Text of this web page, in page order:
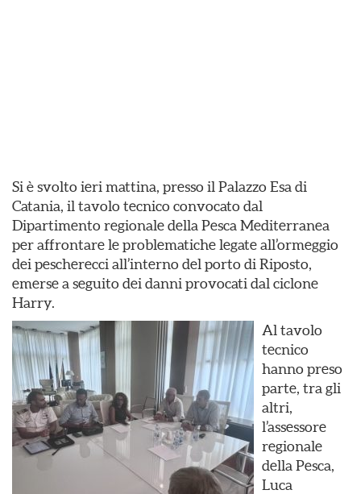
Si è svolto ieri mattina, presso il Palazzo Esa di
Catania, il tavolo tecnico convocato dal
Dipartimento regionale della Pesca Mediterranea
per affrontare le problematiche legate all’ormeggio
dei pescherecci all’interno del porto di Riposto,
emerse a seguito dei danni provocati dal ciclone
Harry.
Al tavolo
tecnico
hanno preso
parte, tra gli
altri,
l’assessore
regionale
della Pesca,
Luca